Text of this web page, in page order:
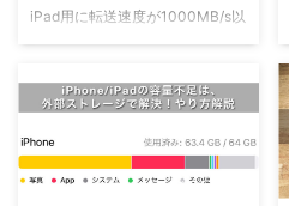
iPad用に転送速度が1000MB/s以
速転送タイプを購入してしまうと
その性能を発揮できずに割高な買
い物になってしまいます。 私
は、本業で半導体装置エンジニア
をしており、そんなフィルターを
2023/1/7